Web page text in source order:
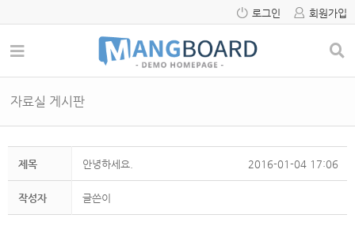
로그인 회원가입
자료실 게시판
제목 안녕하세요. 2016-01-04 17:06
작성자 글쓴이